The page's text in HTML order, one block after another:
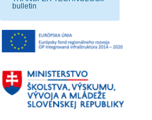
bulletin